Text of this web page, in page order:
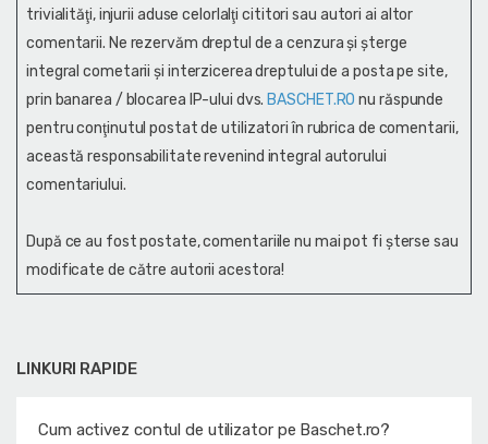
LINKURI RAPIDE
Cum activez contul de utilizator pe Baschet.ro?
trivialităţi, injurii aduse celorlalţi cititori sau autori ai altor
comentarii. Ne rezervăm dreptul de a cenzura și şterge
integral cometarii și interzicerea dreptului de a posta pe site,
prin banarea / blocarea IP-ului dvs. BASCHET.RO nu răspunde
pentru conţinutul postat de utilizatori în rubrica de comentarii,
această responsabilitate revenind integral autorului
comentariului.
După ce au fost postate, comentariile nu mai pot fi șterse sau
modificate de către autorii acestora!